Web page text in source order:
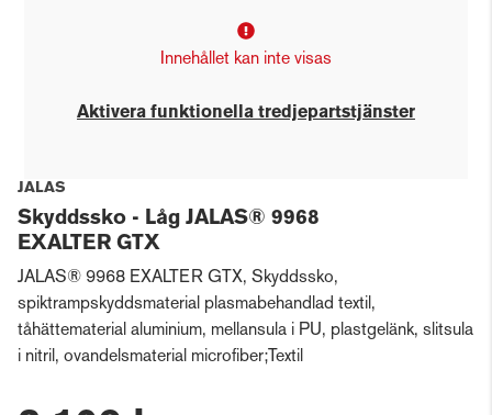
Innehållet kan inte visas
Aktivera funktionella tredjepartstjänster
JALAS
Skyddssko - Låg JALAS® 9968
EXALTER GTX
JALAS® 9968 EXALTER GTX, Skyddssko,
spiktrampskyddsmaterial plasmabehandlad textil,
tåhättematerial aluminium, mellansula i PU, plastgelänk, slitsula
i nitril, ovandelsmaterial microfiber;Textil